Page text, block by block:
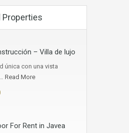
Properties
– Villa de lujo
única con una vista
Read More
For Rent in Javea